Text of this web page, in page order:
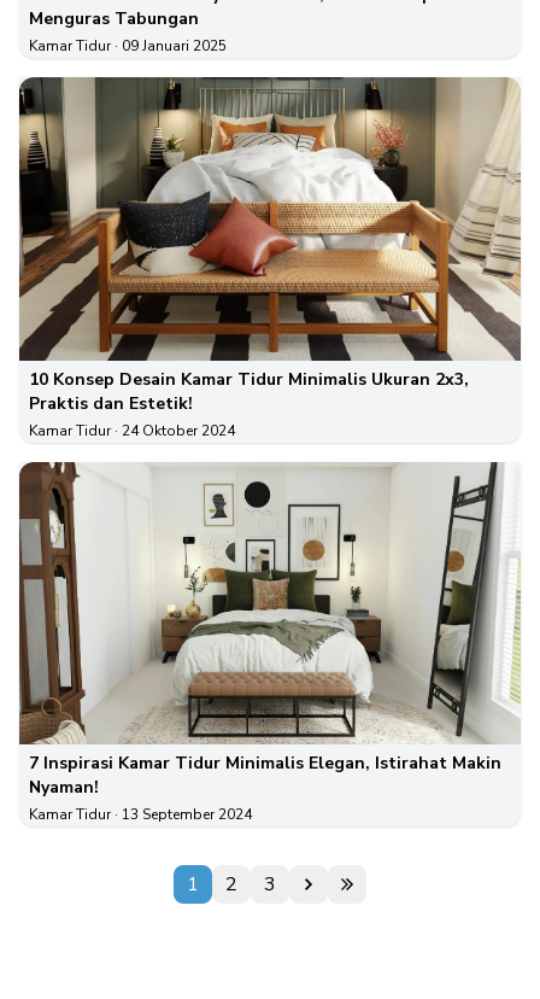
Menguras Tabungan
Kamar Tidur· 09 Januari 2025
10 Konsep Desain Kamar Tidur Minimalis Ukuran 2x3,
Praktis dan Estetik!
Kamar Tidur· 24 Oktober 2024
7 Inspirasi Kamar Tidur Minimalis Elegan, Istirahat Makin
Nyaman!
Kamar Tidur· 13 September 2024
1 2 3